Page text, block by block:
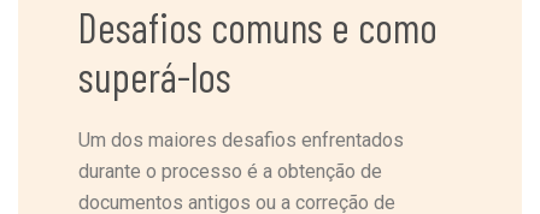
Desafios comuns e como
superá-los
Um dos maiores desafios enfrentados
durante o processo é a obtenção de
documentos antigos ou a correção de